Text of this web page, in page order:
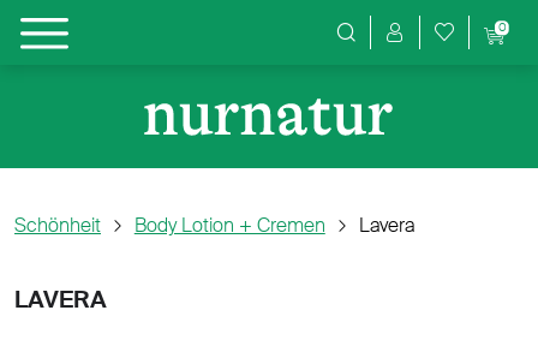
Produktsuche
0
Schönheit Body Lotion + Cremen Lavera
LAVERA